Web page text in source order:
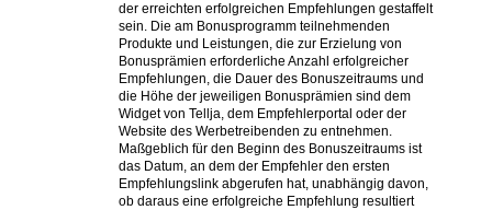
der erreichten erfolgreichen Empfehlungen gestaffelt
sein. Die am Bonusprogramm teilnehmenden
Produkte und Leistungen, die zur Erzielung von
Bonusprämien erforderliche Anzahl erfolgreicher
Empfehlungen, die Dauer des Bonuszeitraums und
die Höhe der jeweiligen Bonusprämien sind dem
Widget von Tellja, dem Empfehlerportal oder der
Website des Werbetreibenden zu entnehmen.
Maßgeblich für den Beginn des Bonuszeitraums ist
das Datum, an dem der Empfehler den ersten
Empfehlungslink abgerufen hat, unabhängig davon,
ob daraus eine erfolgreiche Empfehlung resultiert